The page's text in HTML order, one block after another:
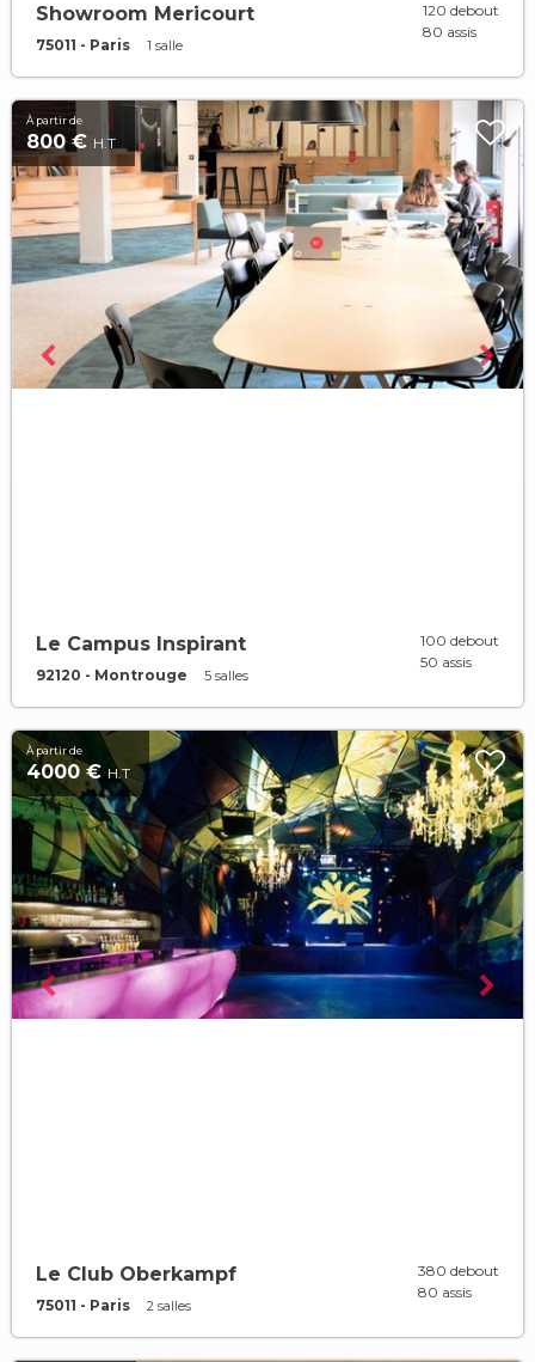
Showroom Mericourt
75011 - Paris 1 salle
120 debout
80 assis
À partir de
800 € H.T
Le Campus Inspirant
92120 - Montrouge 5 salles
100 debout
50 assis
À partir de
4000 €H.T
Le Club Oberkampf
75011 - Paris 2 salles
380 debout
80 assis